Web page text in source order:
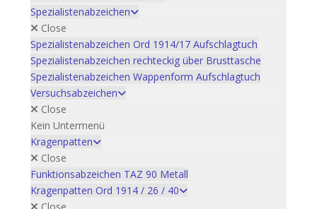
Spezialistenabzeichen
Close
Spezialistenabzeichen Ord 1914/17 Aufschlagtuch
Spezialistenabzeichen rechteckig über Brusttasche
Spezialistenabzeichen Wappenform Aufschlagtuch
Versuchsabzeichen
Close
Kein Untermenü
Kragenpatten
Close
Funktionsabzeichen TAZ 90 Metall
Kragenpatten Ord 1914 / 26 / 40